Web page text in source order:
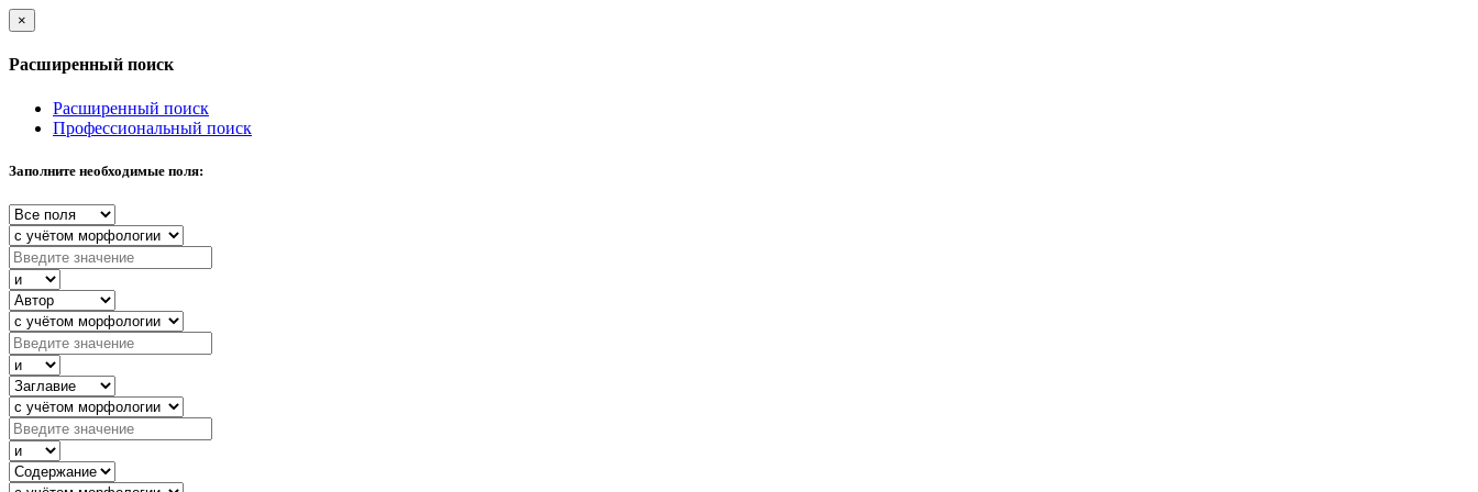
×
Расширенный поиск
Расширенный поиск
Профессиональный поиск
Заполните необходимые поля: